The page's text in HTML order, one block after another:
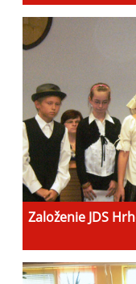
Založenie JDS